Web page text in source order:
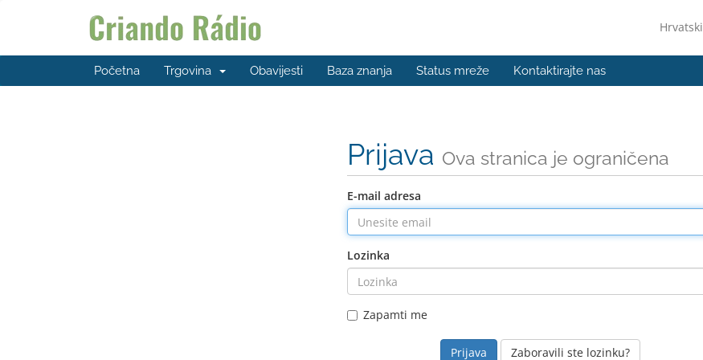
Hrvatski
Početna Trgovina Obavijesti Baza znanja Status mreže Kontaktirajte nas
Prijava Ova stranica je ograničena
E-mail adresa
Lozinka
Zapamti me
Zaboravili ste lozinku?